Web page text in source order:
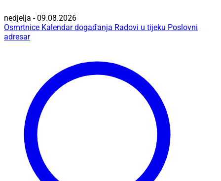
nedjelja - 09.08.2026
Osmrtnice Kalendar događanja Radovi u tijeku Poslovni
adresar